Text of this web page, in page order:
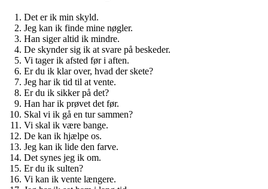
Det er ik min skyld.
Jeg kan ik finde mine nøgler.
Han siger altid ik mindre.
De skynder sig ik at svare på beskeder.
Vi tager ik afsted før i aften.
Er du ik klar over, hvad der skete?
Jeg har ik tid til at vente.
Er du ik sikker på det?
Han har ik prøvet det før.
Skal vi ik gå en tur sammen?
Vi skal ik være bange.
De kan ik hjælpe os.
Jeg kan ik lide den farve.
Det synes jeg ik om.
Er du ik sulten?
Vi kan ik vente længere.